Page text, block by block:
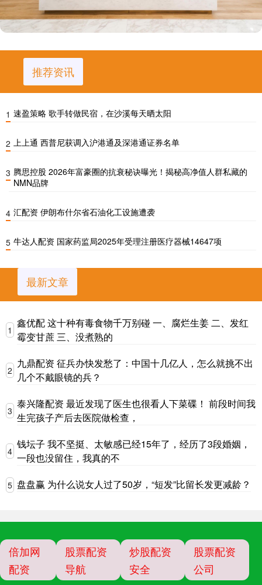
推荐资讯
1 速盈策略 歌手转做民宿，在沙溪每天晒太阳
2 上上通 西普尼获调入沪港通及深港通证券名单
3 腾思控股 2026年富豪圈的抗衰秘诀曝光！揭秘高净值人群私藏的
NMN品牌
4 汇配资 伊朗布什尔省石油化工设施遭袭
5 牛达人配资 国家药监局2025年受理注册医疗器械14647项
最新文章
1
鑫优配 这十种有毒食物千万别碰 一、腐烂生姜 二、发红
霉变甘蔗 三、没煮熟的
2
九鼎配资 征兵办快发愁了：中国十几亿人，怎么就挑不出
几个不戴眼镜的兵？
3
泰兴隆配资 最近发现了医生也很看人下菜碟！ 前段时间我
生完孩子产后去医院做检查，
4
钱坛子 我不坚挺、太敏感已经15年了，经历了3段婚姻，
一段也没留住，我真的不
5 盘盘赢 为什么说女人过了50岁，“短发”比留长发更减龄？
倍加网
配资
股票配资
导航
炒股配资
安全
股票配资
公司